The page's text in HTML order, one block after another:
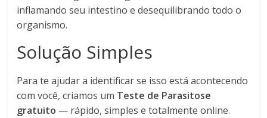
inflamando seu intestino e desequilibrando todo o
organismo.
Solução Simples
Para te ajudar a identificar se isso está acontecendo
com você, criamos um Teste de Parasitose
gratuito — rápido, simples e totalmente online.